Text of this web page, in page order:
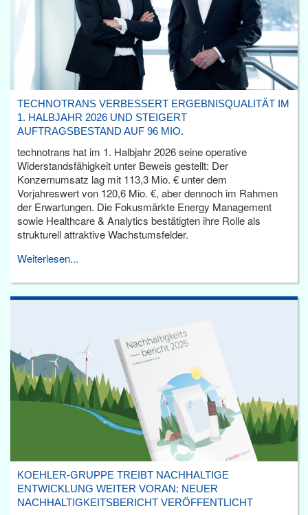
TECHNOTRANS VERBESSERT ERGEBNISQUALITÄT IM
1. HALBJAHR 2026 UND STEIGERT
AUFTRAGSBESTAND AUF 96 MIO.
technotrans hat im 1. Halbjahr 2026 seine operative
Widerstandsfähigkeit unter Beweis gestellt: Der
Konzernumsatz lag mit 113,3 Mio. € unter dem
Vorjahreswert von 120,6 Mio. €, aber dennoch im Rahmen
der Erwartungen. Die Fokusmärkte Energy Management
sowie Healthcare & Analytics bestätigten ihre Rolle als
strukturell attraktive Wachstumsfelder.
Weiterlesen...
KOEHLER-GRUPPE TREIBT NACHHALTIGE
ENTWICKLUNG WEITER VORAN: NEUER
NACHHALTIGKEITSBERICHT VERÖFFENTLICHT